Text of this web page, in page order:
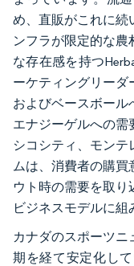
め、直販がこれに続
ンフラが限定的な
な存在感を持つ
ーケティングリーダ
およびベースボール
エナジーゲルへの需
シコシティ、モン
ムは、消費者の購買
ウト時の需要を取
ビジネスモデルに組
カナダのスポーツ
期を経て安定化し